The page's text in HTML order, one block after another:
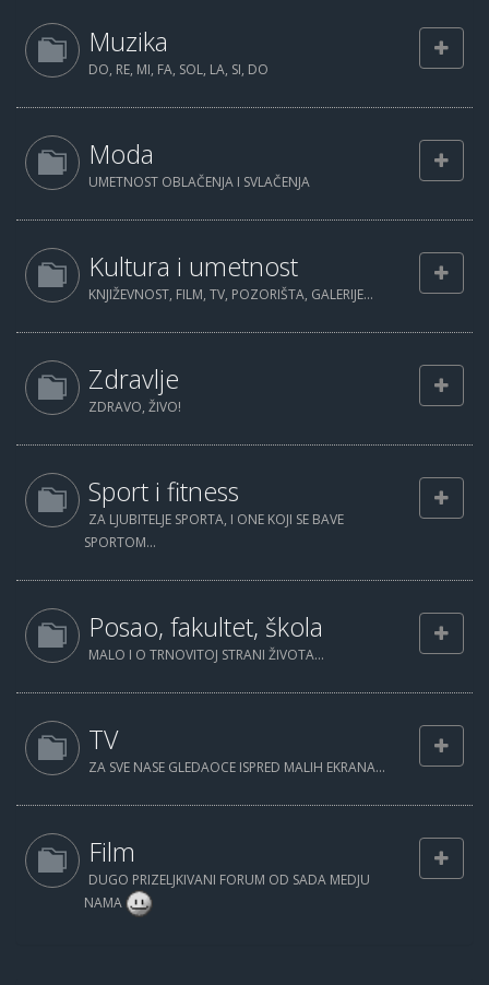
Muzika
DO, RE, MI, FA, SOL, LA, SI, DO
Moda
UMETNOST OBLAČENJA I SVLAČENJA
Kultura i umetnost
KNJIŽEVNOST, FILM, TV, POZORIŠTA, GALERIJE...
Zdravlje
ZDRAVO, ŽIVO!
Sport i fitness
ZA LJUBITELJE SPORTA, I ONE KOJI SE BAVE
SPORTOM...
Posao, fakultet, škola
MALO I O TRNOVITOJ STRANI ŽIVOTA...
TV
ZA SVE NASE GLEDAOCE ISPRED MALIH EKRANA...
Film
DUGO PRIZELJKIVANI FORUM OD SADA MEDJU
NAMA